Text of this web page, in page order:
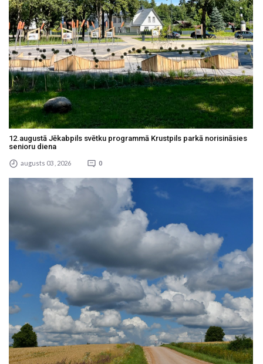
12.augustā Jēkabpils svētku programmā Krustpils parkā norisināsies
senioru diena
augusts 03 , 2026 0